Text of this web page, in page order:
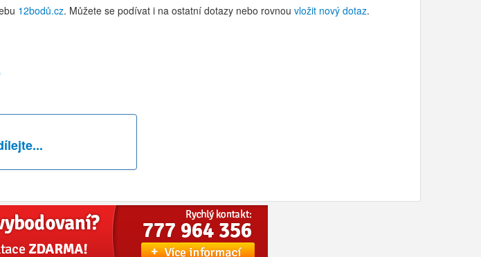
12bodů.cz. Můžete se podívat i na ostatní dotazy nebo rovnou vložit nový dotaz.